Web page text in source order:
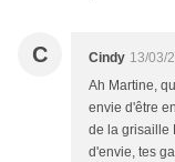
C Cindy 13/03/
Ah Martine,
envie d'être
de la grisaille
d'envie, tes